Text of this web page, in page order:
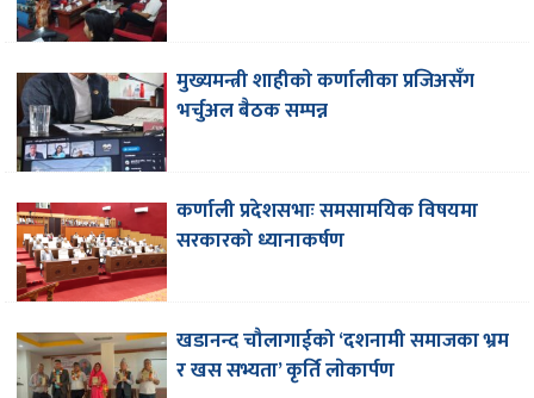
मुख्यमन्त्री शाहीकाे कर्णालीका प्रजिअसँग
भर्चुअल बैठक सम्पन्न
कर्णाली प्रदेशसभाः समसामयिक विषयमा
सरकारको ध्यानाकर्षण
खडानन्द चौलागाईको ‘दशनामी समाजका भ्रम
र खस सभ्यता’ कृर्ति लाेकार्पण